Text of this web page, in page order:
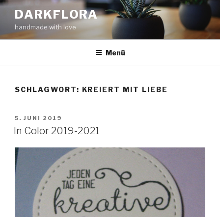
Zum
Inhalt
springen
DARKFLORA
handmade with love
Menü
SCHLAGWORT: KREIERT MIT LIEBE
VERÖFFENTLICHT
AM
5. JUNI 2019
In Color 2019-2021